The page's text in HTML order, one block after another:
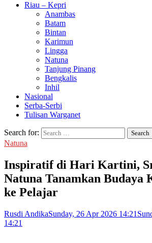
Riau – Kepri
Anambas
Batam
Bintan
Karimun
Lingga
Natuna
Tanjung Pinang
Bengkalis
Inhil
Nasional
Serba-Serbi
Tulisan Warganet
Search for:
Natuna
Inspiratif di Hari Kartini,
Natuna Tanamkan Budaya
ke Pelajar
Rusdi AndikaSunday, 26 Apr 2026 14:21
14:21